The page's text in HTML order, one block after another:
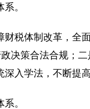
。
体制改革，全面
决策合法合规；
入学法，不断提
。